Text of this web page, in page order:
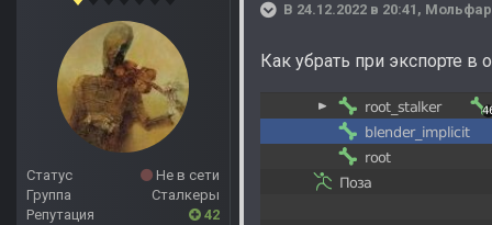
Статус
Не в сети
Группа
Сталкеры
Репутация
42
В 24.12.2022 в 20:41, Мольфар
Как убрать при экспорте